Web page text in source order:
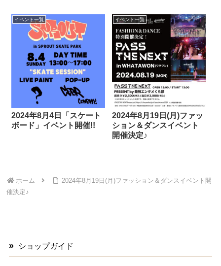
イベント一覧
2024年8月4日「スケート
ボード」イベント開催!!
イベント一覧
2024年8月19日(月)ファッ
ション＆ダンスイベント
開催決定♪
ホーム
2024年8月19日(月)ファッション＆ダンスイベント開
催決定♪
ショップガイド